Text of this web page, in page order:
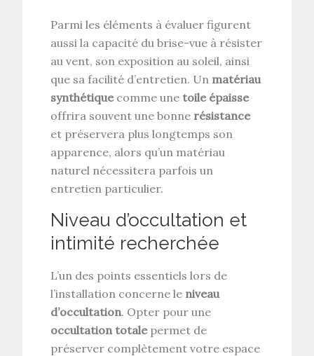
Parmi les éléments à évaluer figurent
aussi la capacité du brise-vue à résister
au vent, son exposition au soleil, ainsi
que sa facilité d’entretien. Un matériau
synthétiquecomme une toile épaisse
offrira souvent une bonne résistance
et préservera plus longtemps son
apparence, alors qu’un matériau
naturel nécessitera parfois un
entretien particulier.
Niveau d’occultation et
intimité recherchée
L’un des points essentiels lors de
l’installation concerne le niveau
d’occultation. Opter pour une
occultation totalepermet de
préserver complètement votre espace